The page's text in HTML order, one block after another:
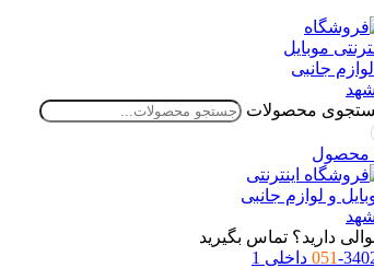
محصولات
محصول
دارید؟ تماس بگیرید
051داخلی 1